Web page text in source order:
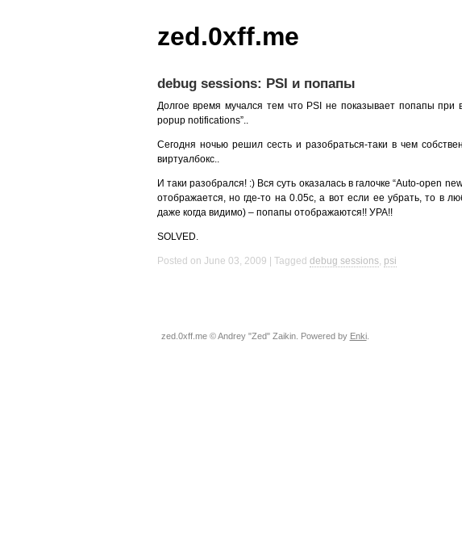
zed.0xff.me
debug sessions: PSI и попапы
Долгое время мучался тем что PSI не показывает попапы при
popup notifications”..
Сегодня ночью решил сесть и разобраться-таки в чем
виртуалбокс..
И таки разобрался! :) Вся суть оказалась в галочке “Auto-open
отображается, но где-то на 0.05с, а вот если ее убрать, то в
даже когда видимо) – попапы отображаются!! УРА!!
SOLVED.
Posted on June 03, 2009 Tagged debug sessions, psi
zed.0xff.me © Andrey "Zed" Zaikin. Powered by Enki.